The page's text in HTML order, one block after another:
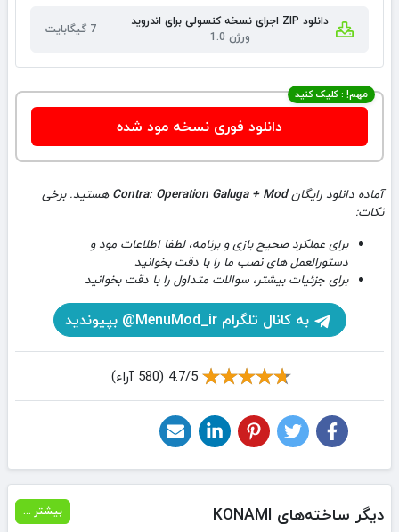
دانلود ZIP اجرای نسخه کنسولی برای اندروید
ورژن 1.0
7 گیگابایت
مهم! : کلیک کنید
دانلود فوری نسخه مود شده
آماده دانلود رایگانContra: Operation Galuga + Mod هستید. برخی
نکات:
برای عملکرد صحیح بازی و برنامه، لطفا اطلاعات مود و
دستورالعمل های نصب ما را با دقت بخوانید
برای جزئیات بیشتر، سوالات متداول را با دقت بخوانید
به کانال تلگرام MenuMod_ir@ بپیوندید
4.7/5 (580 آراء)
دیگر ساخته‌های KONAMI بیشتر ...